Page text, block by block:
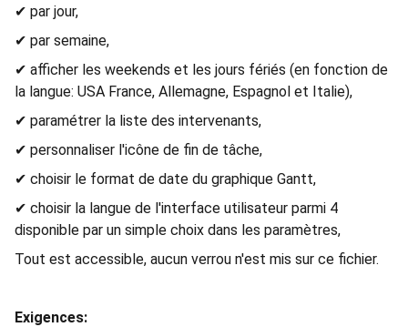
✔ par jour,
✔ par semaine,
✔ afficher les weekends et les jours fériés (en fonction de
la langue: USA France, Allemagne, Espagnol et Italie),
✔ paramétrer la liste des intervenants,
✔ personnaliser l'icône de fin de tâche,
✔ choisir le format de date du graphique Gantt,
✔ choisir la langue de l'interface utilisateur parmi 4
disponible par un simple choix dans les paramètres,
Tout est accessible, aucun verrou n'est mis sur ce fichier.
Exigences: